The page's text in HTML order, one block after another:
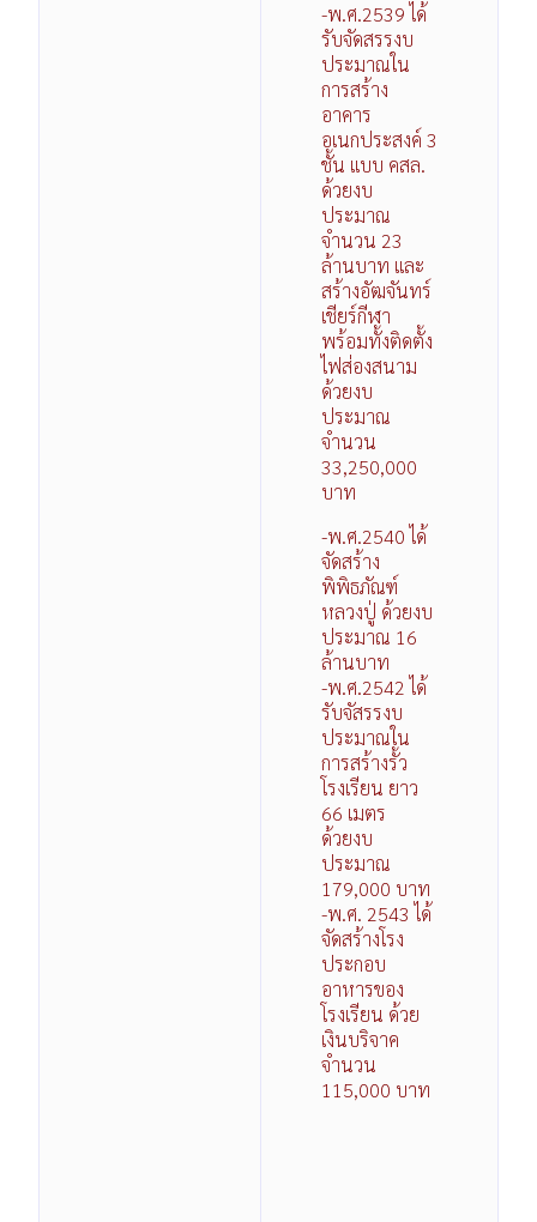
-พ.ศ.2539 ได้
รับจัดสรรงบ
ประมาณใน
การสร้าง
อาคาร
อเนกประสงค์ 3
ชั้น แบบ คสล.
ด้วยงบ
ประมาณ
จำนวน 23
ล้านบาท และ
สร้างอัฒจันทร์
เชียร์กีฬา
พร้อมทั้งติดตั้ง
ไฟส่องสนาม
ด้วยงบ
ประมาณ
จำนวน
33,250,000
บาท
-พ.ศ.2540 ได้
จัดสร้าง
พิพิธภัณฑ์
หลวงปู่ ด้วยงบ
ประมาณ 16
ล้านบาท
-พ.ศ.2542 ได้
รับจัสรรงบ
ประมาณใน
การสร้างรั้ว
โรงเรียน ยาว
66 เมตร
ด้วยงบ
ประมาณ
179,000 บาท
-พ.ศ. 2543 ได้
จัดสร้างโรง
ประกอบ
อาหารของ
โรงเรียน ด้วย
เงินบริจาค
จำนวน
115,000 บาท